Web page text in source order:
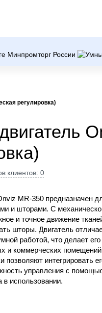
регулировка)
клиентов: 0
MR-350 предназначен
и шторами. С
и точное движение
шторы. Двигатель
работой, что делает
и коммерческих
позволяют интегрировать
управления с
в использовании.